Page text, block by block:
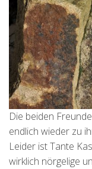
Die beiden
endlich wieder zu
Leider ist Tante
wirklich nörgelige